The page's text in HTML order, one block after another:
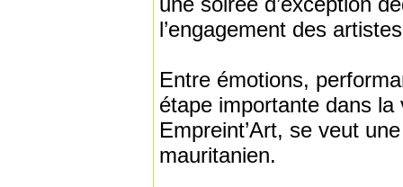
l’engagement des
Entre émotions,
étape importante dans
Empreint’Art, se veut
mauritanien.